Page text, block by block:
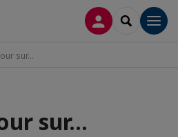
CONNEXION
sur...
sur...